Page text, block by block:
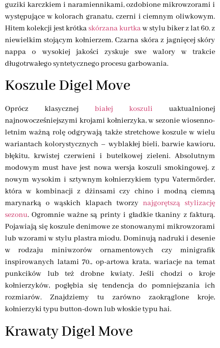
guziki karczkiem i naramiennikami, ozdobione mikrowzorami i
występujące w kolorach granatu, czerni i ciemnym oliwkowym.
Hitem kolekcji jest krótkaskórzana kurtkaw stylu biker z lat 60. z
niewielkim stojącym kołnierzem. Czarna skóra z jagnięcej skóry
nappa o wysokiej jakości zyskuje swe walory w trakcie
długotrwałego syntetycznego procesu garbowania.
Koszule Digel Move
Oprócz klasycznej białej koszuli uaktualnionej
najnowocześniejszymi krojami kołnierzyka, w sezonie wiosenno-
letnim ważną rolę odgrywają także stretchowe koszule w wielu
wariantach kolorystycznych – wyblakłej bieli, barwie kawioru,
błękitu, krwistej czerwieni i butelkowej zieleni. Absolutnym
modowym must have jest nowa wersja koszuli smokingowej, z
nowym wysokim i sztywnym kołnierzykiem typu Vatermörder,
która w kombinacji z dżinsami czy chino i modną ciemną
marynarką o wąskich klapach tworzy najgorętszą stylizację
sezonu. Ogromnie ważne są printy i gładkie tkaniny z fakturą.
Pojawiają się koszule denimowe ze stonowanymi mikrowzorami
lub wzorami w stylu plastra miodu. Dominują nadruki i desenie
w rodzaju miniwzorów ornamentowych czy minigrafik
inspirowanych latami 70., op-artowa krata, wariacje na temat
punkcików lub też drobne kwiaty. Jeśli chodzi o kroje
kołnierzyków, pogłębia się tendencja do pomniejszania ich
rozmiarów. Znajdziemy tu zarówno zaokrąglone kroje,
kołnierzyki typu button-down lub włoskie typu hai.
Krawaty Digel Move